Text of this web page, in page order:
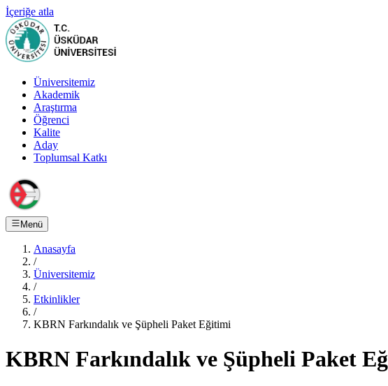
İçeriğe atla
Üniversitemiz
Akademik
Araştırma
Öğrenci
Kalite
Aday
Toplumsal Katkı
Menü
Anasayfa
/
Üniversitemiz
/
Etkinlikler
/
KBRN Farkındalık ve Şüpheli Paket Eğitimi
KBRN Farkındalık ve Şüpheli Paket